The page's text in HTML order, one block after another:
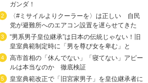
2 東京五輪強行開催特別
・ 五輪入場行進にすぎ
・ 大ウソだらけの東京
・
五輪サッカー・久保建英
・ 五輪関係者が入
ガンダ！
2
〈#ミサイルよりクーラーを〉は正しい 自民
党が避難所へのエアコン設置を遅らせてきた
3
“男系男子皇位継承”は日本の伝統じゃない！旧
皇室典範制定時に「男を尊び女を卑む」と
4
高市首相の「休んでない」「寝てない」アピー
ルは本当なのか 徹底検証
5
皇室典範改正で「旧宮家男子」を皇位継承者に